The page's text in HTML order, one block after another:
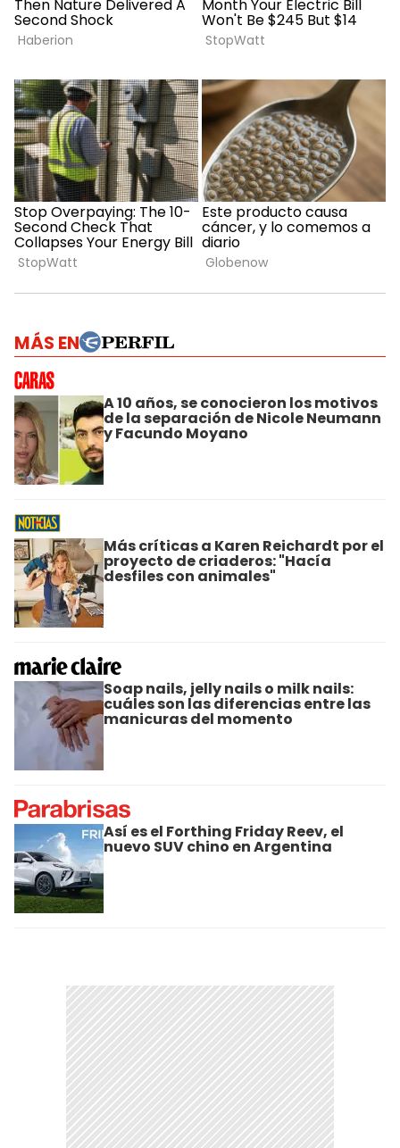
MÁS EN
A 10 años, se conocieron los motivos
de la separación de Nicole Neumann
y Facundo Moyano
Más críticas a Karen Reichardt por el
proyecto de criaderos: "Hacía
desfiles con animales"
Soap nails, jelly nails o milk nails:
cuáles son las diferencias entre las
manicuras del momento
Así es el Forthing Friday Reev, el
nuevo SUV chino en Argentina